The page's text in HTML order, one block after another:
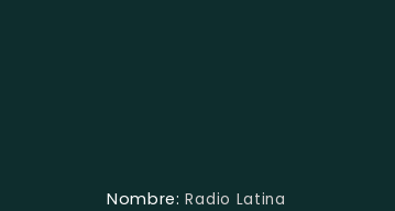
Nombre: Radio Latina